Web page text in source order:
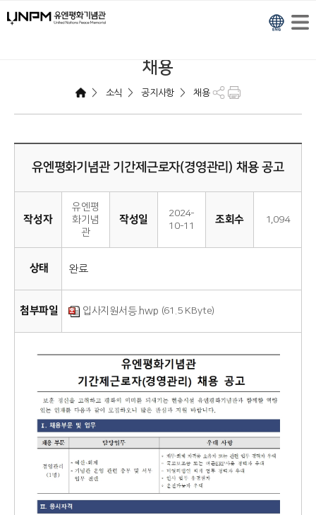
채용
> 소식 > 공지사항 > 채용
유엔평화기념관 기간제근로자(경영관리) 채용 공고
작성자
유엔평
화기념
관
작성일
2024-
10-11
조회수 1,094
상태 완료
첨부파일 입사지원서등.hwp (61.5 KByte)